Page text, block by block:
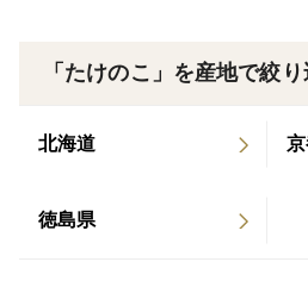
〈筍の産地〉
整備中の竹林から収穫したもの
「たけのこ」を産地で絞
北海道
徳島県